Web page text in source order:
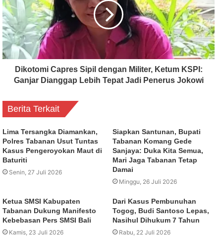
Dikotomi Capres Sipil dengan Militer, Ketum KSPI:
Ganjar Dianggap Lebih Tepat Jadi Penerus Jokowi
Berita Terkait
Lima Tersangka Diamankan,
Polres Tabanan Usut Tuntas
Kasus Pengeroyokan Maut di
Baturiti
Senin, 27 Juli 2026
Siapkan Santunan, Bupati
Tabanan Komang Gede
Sanjaya: Duka Kita Semua,
Mari Jaga Tabanan Tetap
Damai
Minggu, 26 Juli 2026
Ketua SMSI Kabupaten
Tabanan Dukung Manifesto
Kebebasan Pers SMSI Bali
Kamis, 23 Juli 2026
Dari Kasus Pembunuhan
Togog, Budi Santoso Lepas,
Nasihul Dihukum 7 Tahun
Rabu, 22 Juli 2026